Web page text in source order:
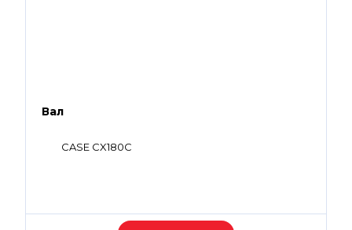
Вал
CASE CX180C